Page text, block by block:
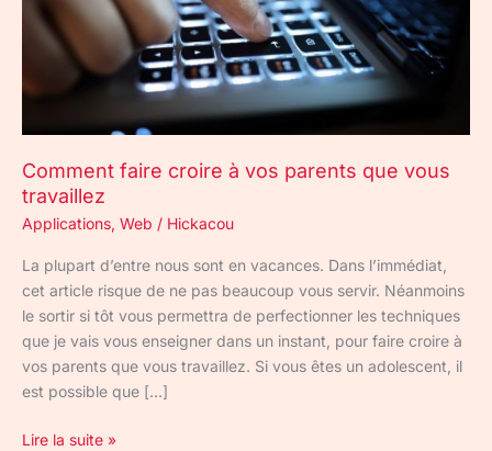
Comment faire croire à vos parents que vous
travaillez
Applications, Web / Hickacou
La plupart d’entre nous sont en vacances. Dans l’immédiat,
cet article risque de ne pas beaucoup vous servir. Néanmoins
le sortir si tôt vous permettra de perfectionner les techniques
que je vais vous enseigner dans un instant, pour faire croire à
vos parents que vous travaillez. Si vous êtes un adolescent, il
est possible que […]
vous
travaillez
Lire la suite »